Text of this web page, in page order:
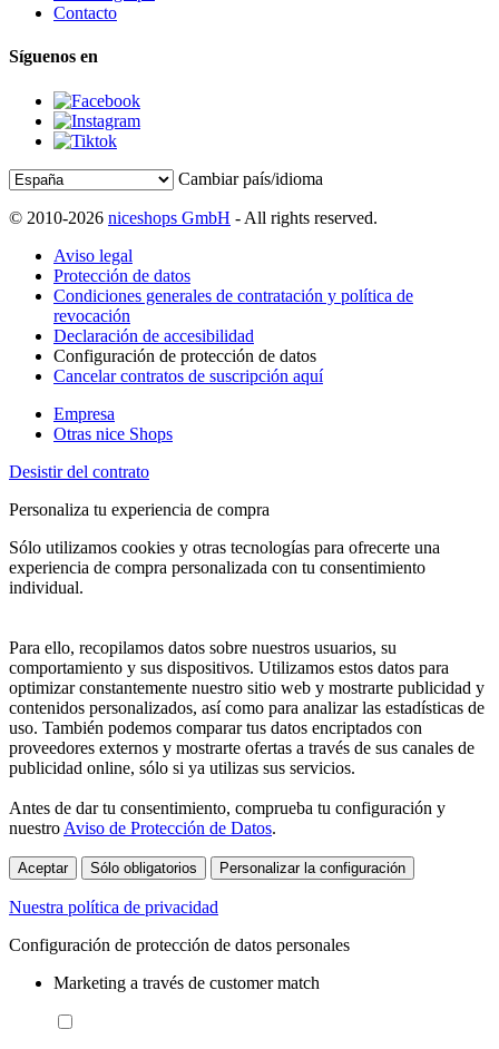
Contacto
Síguenos en
Cambiar país/idioma
© 2010-2026 niceshops GmbH - All rights reserved.
Aviso legal
Protección de datos
Condiciones generales de contratación y política de
revocación
Declaración de accesibilidad
Configuración de protección de datos
Cancelar contratos de suscripción aquí
Empresa
Otras nice Shops
Desistir del contrato
Personaliza tu experiencia de compra
Sólo utilizamos cookies y otras tecnologías para ofrecerte una
experiencia de compra personalizada con tu consentimiento
individual.
Para ello, recopilamos datos sobre nuestros usuarios, su
comportamiento y sus dispositivos. Utilizamos estos datos para
optimizar constantemente nuestro sitio web y mostrarte publicidad y
contenidos personalizados, así como para analizar las estadísticas de
uso. También podemos comparar tus datos encriptados con
proveedores externos y mostrarte ofertas a través de sus canales de
publicidad online, sólo si ya utilizas sus servicios.
Antes de dar tu consentimiento, comprueba tu configuración y
nuestro Aviso de Protección de Datos.
Aceptar Sólo obligatorios Personalizar la configuración
Nuestra política de privacidad
Configuración de protección de datos personales
Marketing a través de customer match